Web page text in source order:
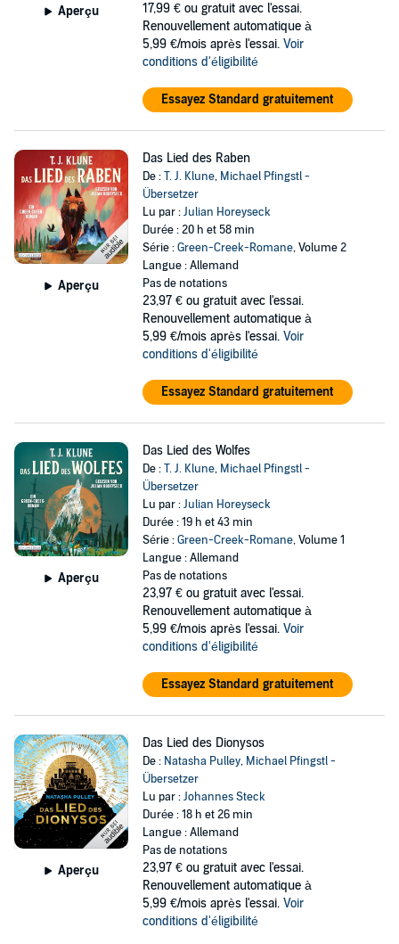
Aperçu 17,99 € ou gratuit avec l'essai.
Renouvellement automatique à
5,99 €/mois après l'essai. Voir
conditions d'éligibilité
Essayez Standard gratuitement
Aperçu
Das Lied des Raben
De :T. J. Klune, Michael Pfingstl -
Übersetzer
Lu par :Julian Horeyseck
Durée : 20 h et 58 min
Série :Green-Creek-Romane, Volume 2
Langue : Allemand
Pas de notations
23,97 € ou gratuit avec l'essai.
Renouvellement automatique à
5,99 €/mois après l'essai. Voir
conditions d'éligibilité
Essayez Standard gratuitement
Aperçu
Das Lied des Wolfes
De :T. J. Klune, Michael Pfingstl -
Übersetzer
Lu par :Julian Horeyseck
Durée : 19 h et 43 min
Série :Green-Creek-Romane, Volume 1
Langue : Allemand
Pas de notations
23,97 € ou gratuit avec l'essai.
Renouvellement automatique à
5,99 €/mois après l'essai. Voir
conditions d'éligibilité
Essayez Standard gratuitement
Aperçu
Das Lied des Dionysos
De : Natasha Pulley, Michael Pfingstl -
Übersetzer
Lu par :Johannes Steck
Durée : 18 h et 26 min
Langue : Allemand
Pas de notations
23,97 € ou gratuit avec l'essai.
Renouvellement automatique à
5,99 €/mois après l'essai. Voir
conditions d'éligibilité